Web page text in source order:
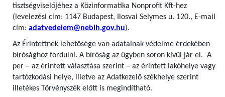
tisztségviselőjéhez a Közinformatika Nonprofit Kft-hez
(levelezési cím: 1147 Budapest, Ilosvai Selymes u. 120., E-mail
cím: adatvedelem@nebih.gov.hu).
Az Érintettnek lehetősége van adatainak védelme érdekében
bírósághoz fordulni. A bíróság az ügyben soron kívül jár el. A
per – az érintett választása szerint – az érintett lakóhelye vagy
tartózkodási helye, illetve az Adatkezelő székhelye szerint
illetékes Törvényszék előtt is megindítható.